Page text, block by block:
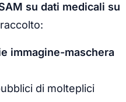
su dati medicali su
immagine-maschera
di molteplici